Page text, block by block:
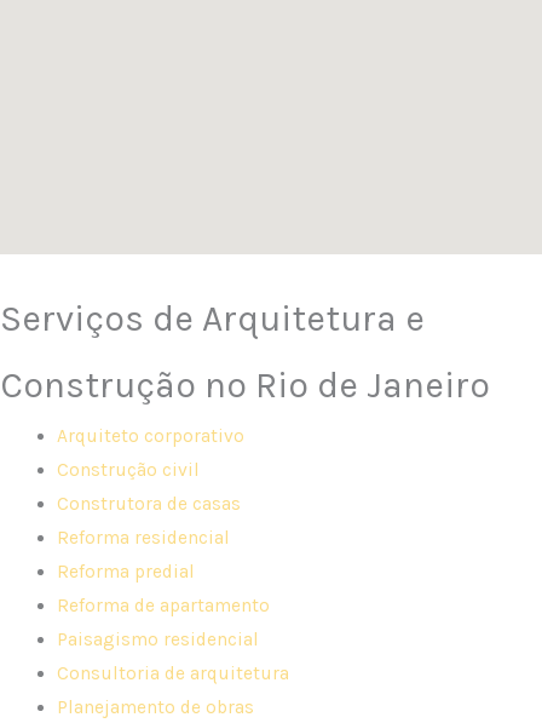
Serviços de Arquitetura e
Construção no Rio de Janeiro
Arquiteto corporativo
Construção civil
Construtora de casas
Reforma residencial
Reforma predial
Reforma de apartamento
Paisagismo residencial
Consultoria de arquitetura
Planejamento de obras